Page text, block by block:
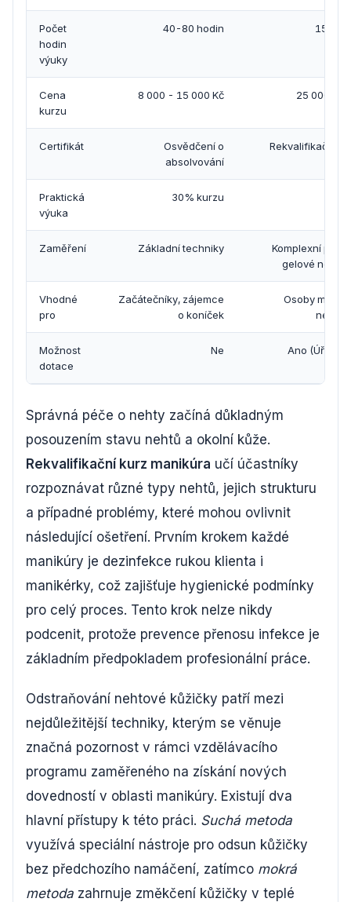
Počet
hodin
výuky
40-80 hodin 150-
Cena
kurzu
8 000 - 15 000 Kč 25 000 -
Certifikát
Osvědčení o
absolvování
Rekvalifikační
Praktická
výuka
30% kurzu
Zaměření Základní techniky
Komplexní péče
gelové nehty,
Vhodné
pro
Začátečníky, zájemce
o koníček
Osoby
Možnost
dotace
Ne Ano (Úřad
Správná péče o nehty začíná důkladným
posouzením stavu nehtů a okolní kůže.
Rekvalifikační kurz manikúra učí účastníky
rozpoznávat různé typy nehtů, jejich strukturu
a případné problémy, které mohou ovlivnit
následující ošetření. Prvním krokem každé
manikúry je dezinfekce rukou klienta i
manikérky, což zajišťuje hygienické podmínky
pro celý proces. Tento krok nelze nikdy
podcenit, protože prevence přenosu infekce je
základním předpokladem profesionální práce.
Odstraňování nehtové kůžičky patří mezi
nejdůležitější techniky, kterým se věnuje
značná pozornost v rámci vzdělávacího
programu zaměřeného na získání nových
dovedností v oblasti manikúry. Existují dva
hlavní přístupy k této práci. Suchá metoda
využívá speciální nástroje pro odsun kůžičky
bez předchozího namáčení, zatímco mokrá
metoda zahrnuje změkčení kůžičky v teplé